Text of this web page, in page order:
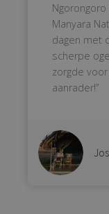
Manyara
dagen met
scherpe
zorgde
aanrader!”